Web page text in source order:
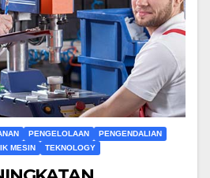
PENGELOLAAN
PENGENDALIAN
MESIN TEKNOLOGY